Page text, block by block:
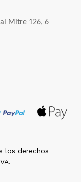
Mitre 126, 6
los derechos